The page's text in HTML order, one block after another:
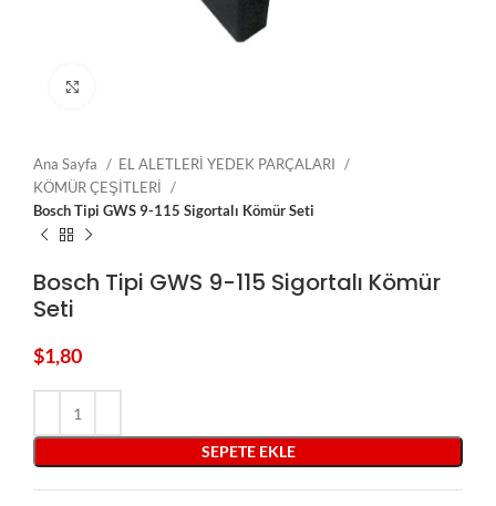
Ana Sayfa
EL ALETLERİ YEDEK PARÇALARI
KÖMÜR ÇEŞİTLERİ
Bosch Tipi GWS 9-115 Sigortalı Kömür Seti
Bosch Tipi GWS 9-115 Sigortalı Kömür
Seti
$1,80
SEPETE EKLE